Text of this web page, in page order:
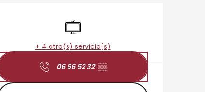
Televisión
+ 4 otro(s) servicio(s)
06 66 52 32 ▒▒